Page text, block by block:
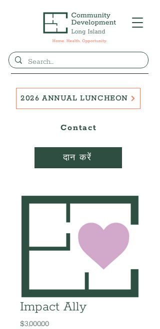
दान करें
Contact
2026 ANNUAL LUNCHEON
Impact Ally
$3,000.00मूल्य